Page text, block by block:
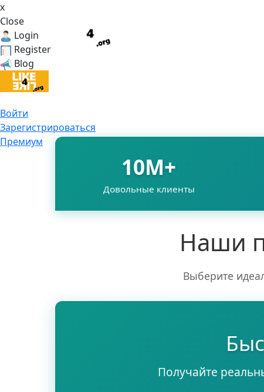
x
Close
Login
Register
Blog
Войти
Зарегистрироваться
Премиум
10M+
Довольные клиенты
Наши
Выберите
Получайте